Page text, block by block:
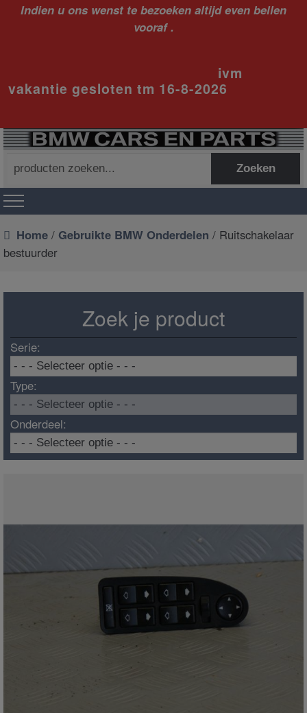
Indien u ons wenst te bezoeken altijd even bellen
vooraf .
ivm
vakantie gesloten tm 16-8-2026
naar:
Zoeken
Home / Gebruikte BMW Onderdelen / Ruitschakelaar
bestuurder
Zoek je product
Serie:
Type:
Onderdeel: